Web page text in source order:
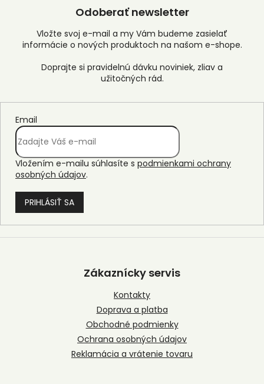
Odoberať newsletter
Vložte svoj e-mail a my Vám budeme zasielať
informácie o nových produktoch na našom e-shope.
Email
Vložením e-mailu súhlasíte s podmienkami ochrany
osobných údajov.
PRIHLÁSIŤ SA
Z
Zákaznícky servis
Kontakty
Doprava a platba
Obchodné podmienky
Ochrana osobných údajov
Reklamácia a vrátenie tovaru